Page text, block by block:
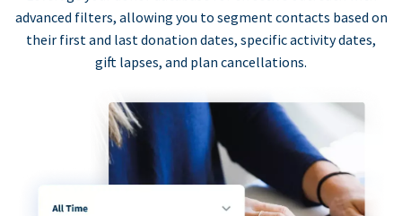
advanced filters, allowing you to segment contacts based on
their first and last donation dates, specific activity dates,
gift lapses, and plan cancellations.